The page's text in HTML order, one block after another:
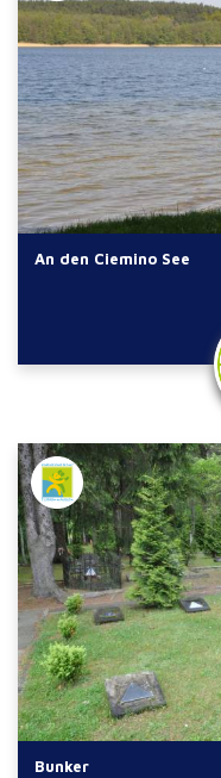
An den Ciemino See
Bunker